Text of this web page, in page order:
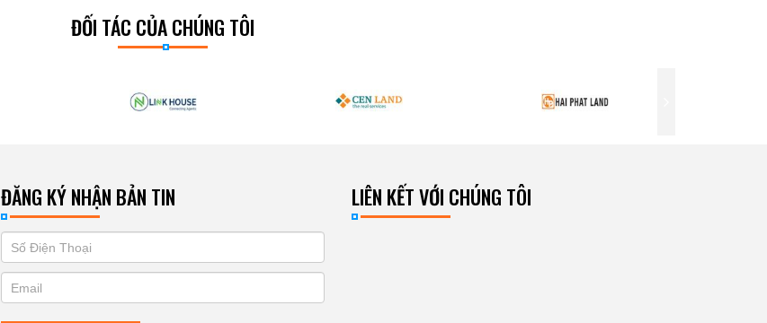
ĐỐI TÁC CỦA CHÚNG TÔI
ĐĂNG KÝ NHẬN BẢN TIN
ĐĂNG
KÝ
NHẬN
you
are
human,
LIÊN KẾT VỚI CHÚNG TÔI